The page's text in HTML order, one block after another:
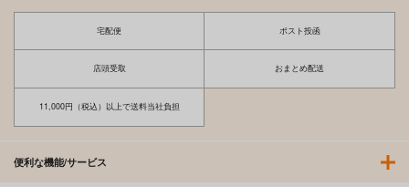
宅配便 ポスト投函
店頭受取 おまとめ配送
11,000円（税込）以上で送料当社負担
便利な機能/サービス